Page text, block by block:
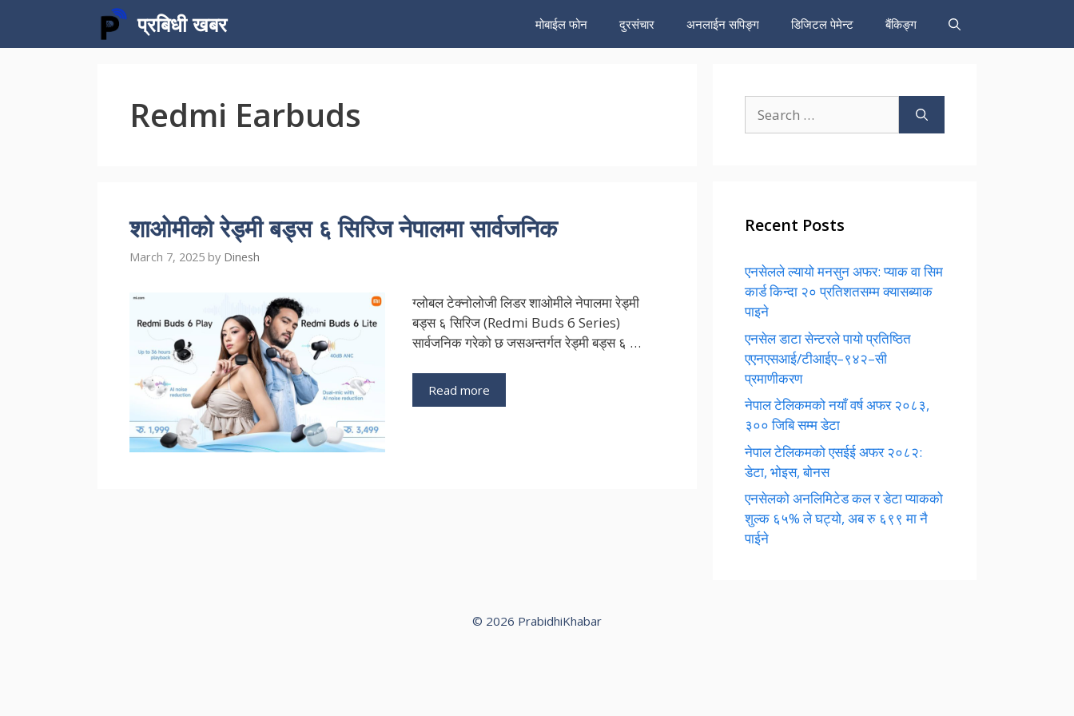
content
प्रबिधी खबर मोबाईल फोन दुरसंचार अनलाईन सपिङ्ग डिजिटल पेमेन्ट बैंकिङ्ग
Redmi Earbuds
शाओमीको रेड्मी बड्स ६ सिरिज नेपालमा सार्वजनिक
March 7, 2025 by Dinesh
ग्लोबल टेक्नोलोजी लिडर शाओमीले नेपालमा रेड्मी
बड्स ६ सिरिज (Redmi Buds 6 Series)
सार्वजनिक गरेको छ जसअन्तर्गत रेड्मी बड्स ६ …
Read more
for:
Recent Posts
एनसेलले ल्यायो मनसुन अफर: प्याक वा सिम
कार्ड किन्दा २० प्रतिशतसम्म क्यासब्याक
पाइने
एनसेल डाटा सेन्टरले पायो प्रतिष्ठित
एएनएसआई/टीआईए–९४२–सी
प्रमाणीकरण
नेपाल टेलिकमको नयाँ वर्ष अफर २०८३,
३०० जिबि सम्म डेटा
नेपाल टेलिकमको एसईई अफर २०८२:
डेटा, भोइस, बोनस
एनसेलको अनलिमिटेड कल र डेटा प्याकको
शुल्क ६५% ले घट्यो, अब रु ६९९ मा नै
पाईने
© 2026 PrabidhiKhabar